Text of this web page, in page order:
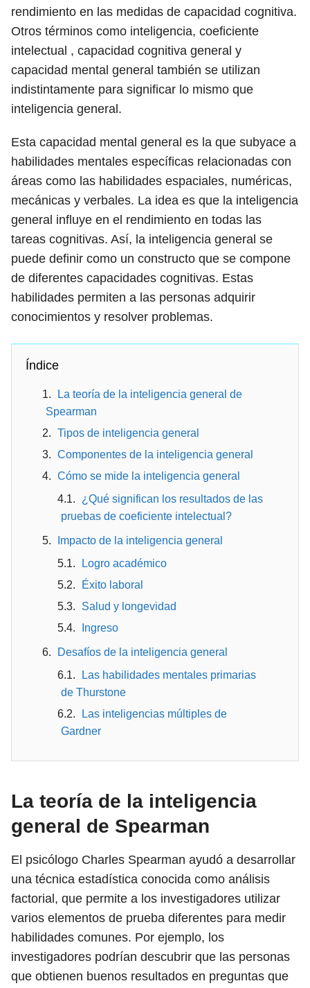
rendimiento en las medidas de capacidad cognitiva.
Otros términos como inteligencia, coeficiente
intelectual , capacidad cognitiva general y
capacidad mental general también se utilizan
indistintamente para significar lo mismo que
inteligencia general.
Esta capacidad mental general es la que subyace a
habilidades mentales específicas relacionadas con
áreas como las habilidades espaciales, numéricas,
mecánicas y verbales. La idea es que la inteligencia
general influye en el rendimiento en todas las
tareas cognitivas. Así, la inteligencia general se
puede definir como un constructo que se compone
de diferentes capacidades cognitivas. Estas
habilidades permiten a las personas adquirir
conocimientos y resolver problemas.
Índice
La teoría de la inteligencia general de
Spearman
Tipos de inteligencia general
Componentes de la inteligencia general
Cómo se mide la inteligencia general
¿Qué significan los resultados de las
pruebas de coeficiente intelectual?
Impacto de la inteligencia general
Logro académico
Éxito laboral
Salud y longevidad
Ingreso
Desafíos de la inteligencia general
Las habilidades mentales primarias
de Thurstone
Las inteligencias múltiples de
Gardner
La teoría de la inteligencia
general de Spearman
El psicólogo Charles Spearman ayudó a desarrollar
una técnica estadística conocida como análisis
factorial, que permite a los investigadores utilizar
varios elementos de prueba diferentes para medir
habilidades comunes. Por ejemplo, los
investigadores podrían descubrir que las personas
que obtienen buenos resultados en preguntas que